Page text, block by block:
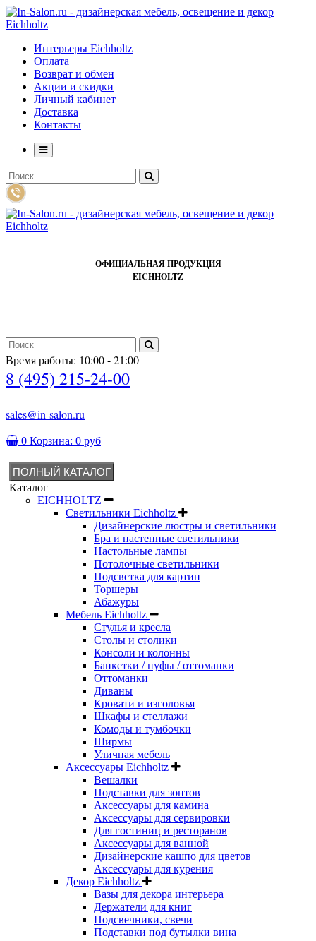
Интерьеры Eichholtz
Оплата
Возврат и обмен
Акции и скидки
Личный кабинет
Доставка
Контакты
ОФИЦИАЛЬНАЯ ПРОДУКЦИЯ
EICHHOLTZ
Время работы: 10:00 - 21:00
8 (495) 215-24-00
sales@in-salon.ru
0 Корзина: 0 руб
ПОЛНЫЙ КАТАЛОГ
Каталог
EICHHOLTZ
Светильники Eichholtz
Дизайнерские люстры и светильники
Бра и настенные светильники
Настольные лампы
Потолочные светильники
Подсветка для картин
Торшеры
Абажуры
Мебель Eichholtz
Стулья и кресла
Столы и столики
Консоли и колонны
Банкетки / пуфы / оттоманки
Оттоманки
Диваны
Кровати и изголовья
Шкафы и стеллажи
Комоды и тумбочки
Ширмы
Уличная мебель
Аксессуары Eichholtz
Вешалки
Подставки для зонтов
Аксессуары для камина
Аксессуары для сервировки
Для гостиниц и ресторанов
Аксессуары для ванной
Дизайнерские кашпо для цветов
Аксессуары для курения
Декор Eichholtz
Вазы для декора интерьера
Держатели для книг
Подсвечники, свечи
Подставки под бутылки вина